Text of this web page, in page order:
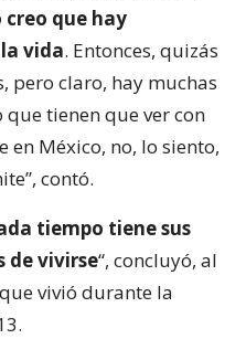
creo que hay
vida. Entonces, quizás
pero claro, hay muchas
tienen que ver con
en México, no, lo siento,
contó.
tiempo tiene sus
de vivirse“, concluyó, al
vivió durante la